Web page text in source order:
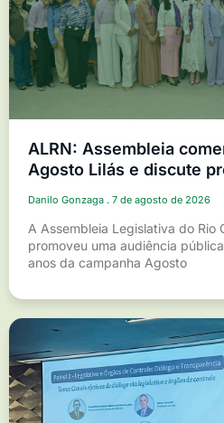
ALRN: Assembleia
Agosto Lilás e discute
Danilo Gonzaga 7 de agosto de 2026
A Assembleia Legislativa do Rio
promoveu uma audiência
anos da campanha Agosto